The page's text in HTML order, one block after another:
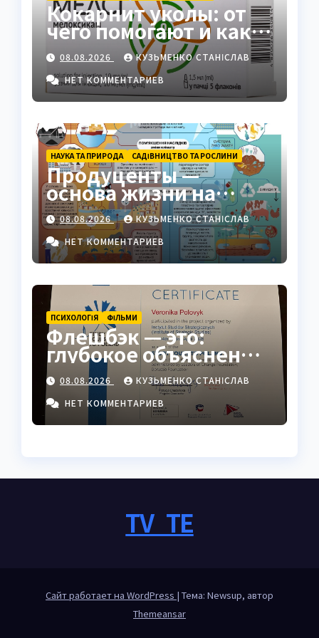
Кокарнит уколы: от
чего помогают и как
работают
08.08.2026
КУЗЬМЕНКО СТАНІСЛАВ
НЕТ КОММЕНТАРИЕВ
НАУКА ТА ПРИРОДА САДІВНИЦТВО ТА РОСЛИНИ
Продуценты —
основа жизни на
Земле: полный гид
08.08.2026
КУЗЬМЕНКО СТАНІСЛАВ
НЕТ КОММЕНТАРИЕВ
ПСИХОЛОГІЯ ФІЛЬМИ
Флешбэк — это:
глубокое объяснение
явления в
психологии, кино и
жизни
08.08.2026
КУЗЬМЕНКО СТАНІСЛАВ
НЕТ КОММЕНТАРИЕВ
TV_TE
Сайт работает на WordPress | Тема: Newsup, автор
Themeansar